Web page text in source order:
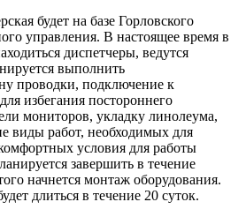
будет на базе Горловского
управления. В настоящее время в
диспетчеры, ведутся
выполнить
проводки, подключение к
избегания постороннего
мониторов, укладку линолеума,
виды работ, необходимых для
условия для работы
завершить в течение
начнется монтаж оборудования.
длиться в течение 20 суток.